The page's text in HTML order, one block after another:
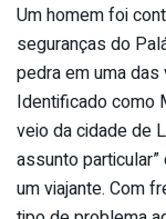
Um homem foi
seguranças do
pedra em uma
Identificado como
veio da cidade de
assunto
um viajante. Com